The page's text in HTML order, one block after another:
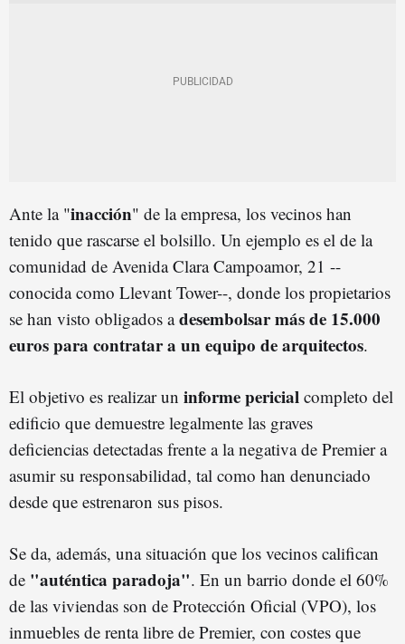
Ante la "inacción" de la empresa, los vecinos han
tenido que rascarse el bolsillo. Un ejemplo es el de la
comunidad de Avenida Clara Campoamor, 21 --
conocida como Llevant Tower--, donde los propietarios
se han visto obligados adesembolsar más de 15.000
euros para contratar a un equipo de arquitectos.
El objetivo es realizar un informe pericial completo del
edificio que demuestre legalmente las graves
deficiencias detectadas frente a la negativa de Premier a
asumir su responsabilidad, tal como han denunciado
desde que estrenaron sus pisos.
Se da, además, una situación que los vecinos califican
de "auténtica paradoja". En un barrio donde el 60%
de las viviendas son de Protección Oficial (VPO), los
inmuebles de renta libre de Premier, con costes que